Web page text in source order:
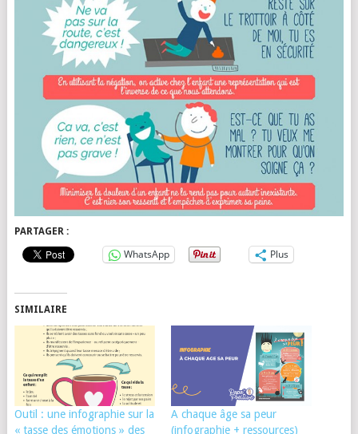
PARTAGER :
WhatsApp Plus
SIMILAIRE
Outil : une infographie sur la
« tasse des émotions » des
A chaque âge sa peur
(infographie + ressources)